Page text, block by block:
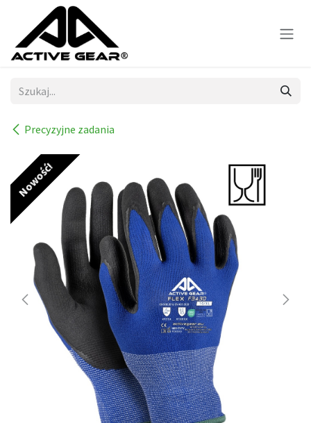
Skip to Content
Precyzyjne zadania
Nowość!